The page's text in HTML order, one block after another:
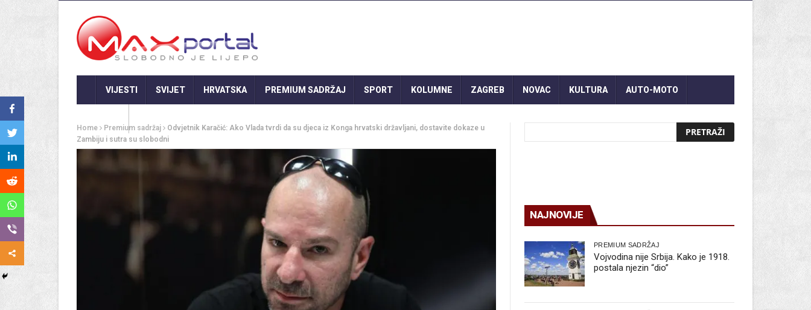
VIJESTI SVIJET HRVATSKA PREMIUM SADRŽAJ SPORT KOLUMNE ZAGREB NOVAC KULTURA AUTO-MOTO
Home Premium sadržaj
Odvjetnik Karačić: Ako Vlada tvrdi da su djeca iz Konga hrvatski državljani, dostavite dokaze u
Zambiju i sutra su slobodni
NAJNOVIJE
PREMIUM SADRŽAJ
Vojvodina nije Srbija. Kako je 1918.
postala njezin “dio”